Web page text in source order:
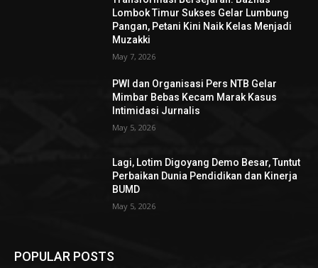
Lombok Timur Sukses Gelar Lumbung
Pangan, Petani Kini Naik Kelas Menjadi
Muzakki
May 7, 2026
PWI dan Organisasi Pers NTB Gelar
Mimbar Bebas Kecam Marak Kasus
Intimidasi Jurnalis
May 5, 2026
Lagi, Lotim Digoyang Demo Besar, Tuntut
Perbaikan Dunia Pendidikan dan Kinerja
BUMD
May 5, 2026
POPULAR POSTS